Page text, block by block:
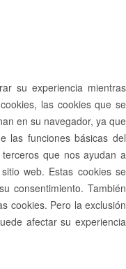
su experiencia mientras
las cookies que se
en su navegador, ya que
las funciones básicas del
que nos ayudan a
web. Estas cookies se
consentimiento. También
cookies. Pero la exclusión
afectar su experiencia